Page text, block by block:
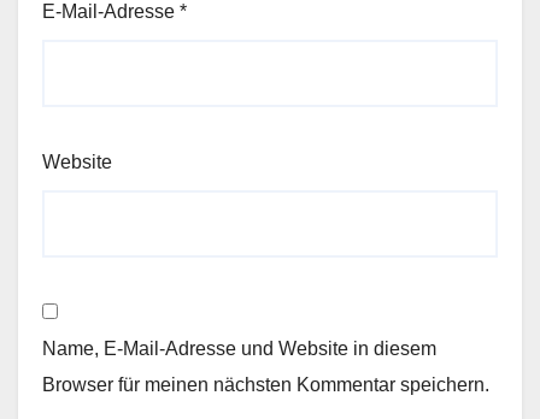
E-Mail-Adresse *
Website
Name, E-Mail-Adresse und Website in diesem
Browser für meinen nächsten Kommentar speichern.